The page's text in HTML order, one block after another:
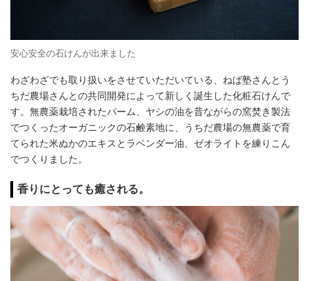
安心安全の石けんが出来ました
わざわざでも取り扱いをさせていただいている、ねば塾さんとう
ちだ農場さんとの共同開発によって新しく誕生した化粧石けんで
す。無農薬栽培されたパーム、ヤシの油を昔ながらの窯焚き製法
でつくったオーガニックの石鹸素地に、うちだ農場の無農薬で育
てられた米ぬかのエキスとラベンダー油、ゼオライトを練りこん
でつくりました。
香りにとっても癒される。